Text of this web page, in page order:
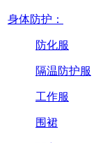
身体防护：
防化服
隔温防护服
工作服
围裙